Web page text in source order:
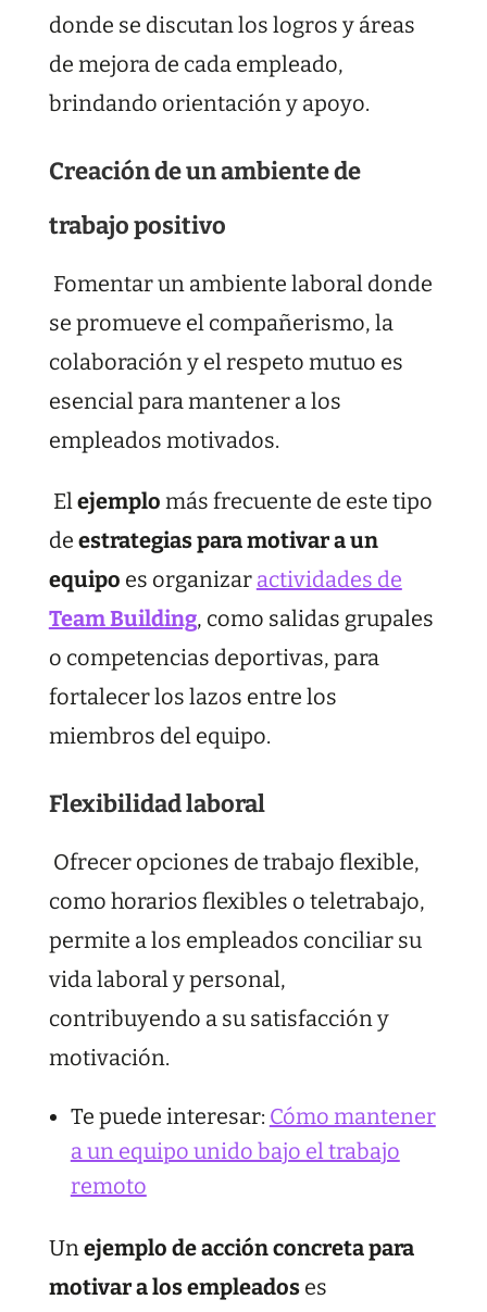
donde se discutan los logros y áreas
de mejora de cada empleado,
brindando orientación y apoyo.
Creación de un ambiente de
trabajo positivo
Fomentar un ambiente laboral donde
se promueve el compañerismo, la
colaboración y el respeto mutuo es
esencial para mantener a los
empleados motivados.
El ejemplo más frecuente de este tipo
de estrategias para motivar a un
equipo es organizar actividades de
Team Building, como salidas grupales
o competencias deportivas, para
fortalecer los lazos entre los
miembros del equipo.
Flexibilidad laboral
Ofrecer opciones de trabajo flexible,
como horarios flexibles o teletrabajo,
permite a los empleados conciliar su
vida laboral y personal,
contribuyendo a su satisfacción y
motivación.
Te puede interesar: Cómo mantener
a un equipo unido bajo el trabajo
remoto
Un ejemplo de acción concreta para
motivar a los empleadoses